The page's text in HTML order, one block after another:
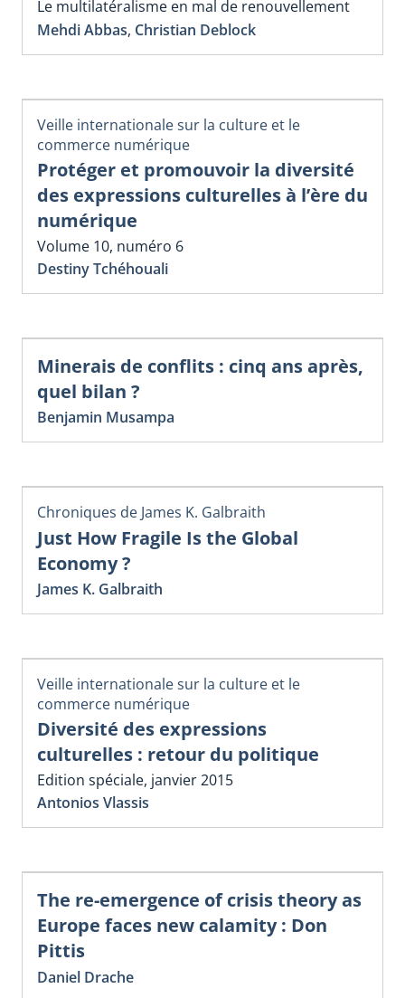
Le multilatéralisme en mal de renouvellement
Mehdi Abbas, Christian Deblock
Veille internationale sur la culture et le
commerce numérique
Protéger et promouvoir la diversité
des expressions culturelles à l’ère du
numérique
Volume 10, numéro 6
Destiny Tchéhouali
Minerais de conflits : cinq ans après,
quel bilan ?
Benjamin Musampa
Chroniques de James K. Galbraith
Just How Fragile Is the Global
Economy ?
James K. Galbraith
Veille internationale sur la culture et le
commerce numérique
Diversité des expressions
culturelles : retour du politique
Edition spéciale, janvier 2015
Antonios Vlassis
The re-emergence of crisis theory as
Europe faces new calamity : Don
Pittis
Daniel Drache